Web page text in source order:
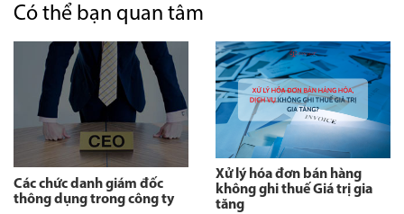
Có thể bạn quan tâm
Các chức danh giám đốc
thông dụng trong công ty
Xử lý hóa đơn bán hàng
không ghi thuế Giá trị gia
tăng